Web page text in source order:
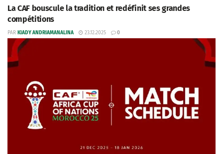
La CAF bouscule la tradition et redéfinit ses grandes
compétitions
PAR KIADY ANDRIAMANALINA 23.12.2025 0